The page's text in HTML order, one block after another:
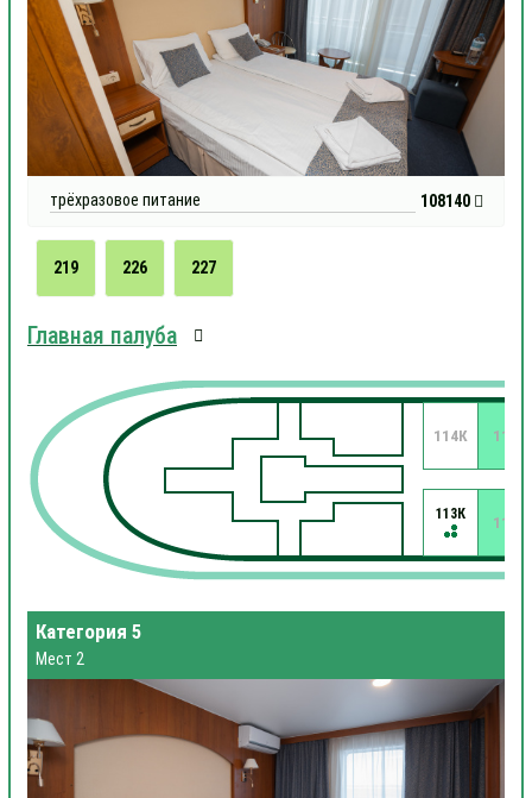
трёхразовое питание 108140
219 226 227
Главная палуба
111
112
113К
114К
Категория 5
Мест 2